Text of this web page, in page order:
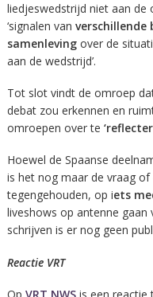
liedjeswedstrijd niet aan de
‘signalen van verschillende
samenlevingover de
aan de wedstrijd’.
Tot slot vindt de omroep
debat zou erkennen en
omroepen over te
Hoewel de Spaanse
is het nog maar de vraag
tegengehouden, op iets
liveshows op antenne
schrijven is er nog geen
Reactie VRT